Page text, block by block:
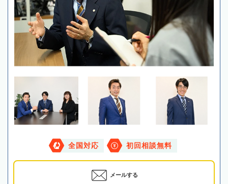
全国対応 初回相談無料
メールする